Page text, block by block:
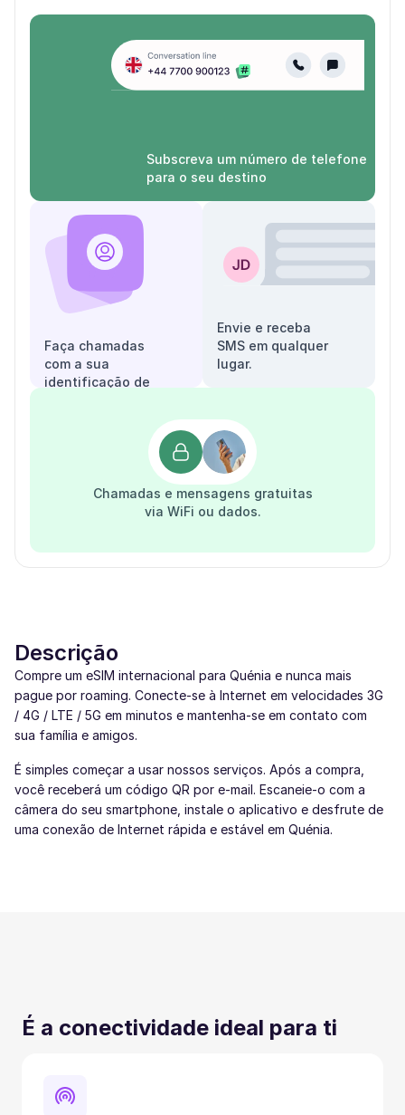
Subscreva um número de telefone
para o seu destino
Faça chamadas
com a sua
identificação de
Envie e receba
SMS em qualquer
lugar.
Chamadas e mensagens gratuitas
via WiFi ou dados.
Descrição
Compre um eSIM internacional para Quénia e nunca mais
pague por roaming. Conecte-se à Internet em velocidades 3G
/ 4G / LTE / 5G em minutos e mantenha-se em contato com
sua família e amigos.
É simples começar a usar nossos serviços. Após a compra,
você receberá um código QR por e-mail. Escaneie-o com a
câmera do seu smartphone, instale o aplicativo e desfrute de
uma conexão de Internet rápida e estável em Quénia.
É a conectividade ideal para ti